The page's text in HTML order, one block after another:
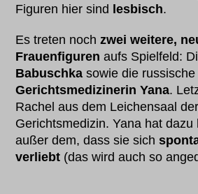
Figuren hier sind lesbisch.
Es treten nochzwei weitere,
Frauenfiguren aufs Spielfeld:
Babuschka sowie die russische
Gerichtsmedizinerin Yana.
Rachel aus dem Leichensaal
Gerichtsmedizin. Yana hat dazu
außer dem, dass sie sich
verliebt (das wird auch so